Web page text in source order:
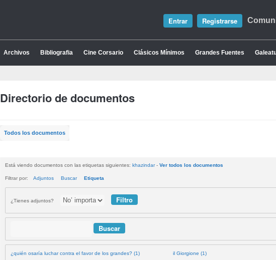
Entrar Registrarse
Archivos Bibliografia Cine Corsario Clásicos Mínimos Grandes Fuentes
Directorio de documentos
Todos los documentos
Está viendo documentos con las etiquetas siguientes: khazindar- Ver todos los documentos
Filtrar por: Adjuntos Buscar Etiqueta
¿Tienes adjuntos?
¿quién osaría luchar contra el favor de los grandes? (1) il Giorgione (1)